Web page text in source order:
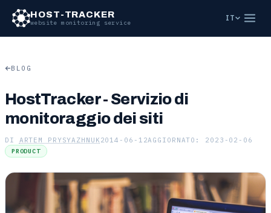
Vai al contenuto principale
HOST-TRACKER
website monitoring service
IT
BLOG
HostTracker - Servizio di
monitoraggio dei siti
DI ARTEM PRYSYAZHNUK 2014-06-12AGGIORNATO: 2023-02-06
PRODUCT